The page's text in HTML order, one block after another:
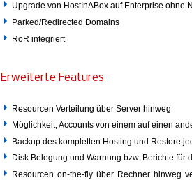
Upgrade von HostInABox auf Enterprise ohne
Parked/Redirected Domains
RoR integriert
Erweiterte Features
Resourcen Verteilung über Server hinweg
Möglichkeit, Accounts von einem auf einen
Backup des kompletten Hosting und Restore
Disk Belegung und Warnung bzw. Berichte für
Resourcen on-the-fly über Rechner hinweg